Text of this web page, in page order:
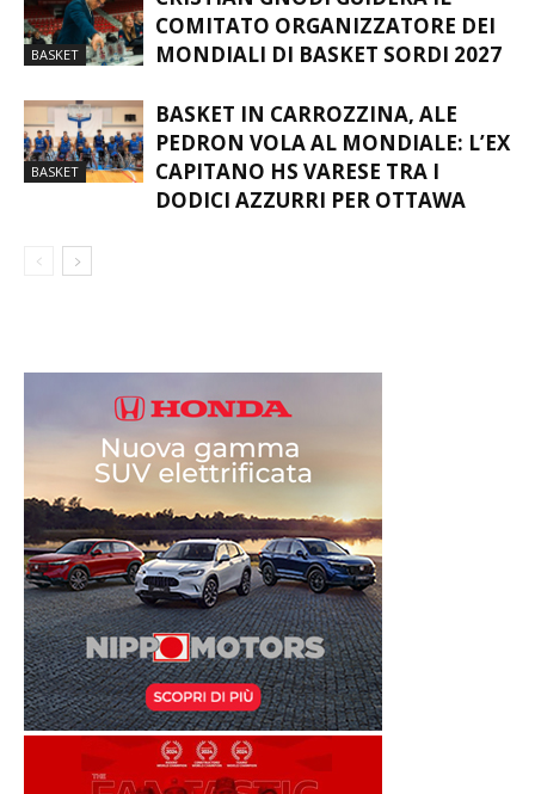
BASKET
CRISTIAN GNODI GUIDERÀ IL
COMITATO ORGANIZZATORE DEI
BASKET IN CARROZZINA, ALE
PEDRON VOLA AL MONDIALE: L’EX
CAPITANO HS VARESE TRA I